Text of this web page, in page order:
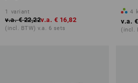
1 variant
v.a. € 22,22v.a. € 16,82
(incl. BTW) v.a. 6 sets
4
v.a.
(incl.